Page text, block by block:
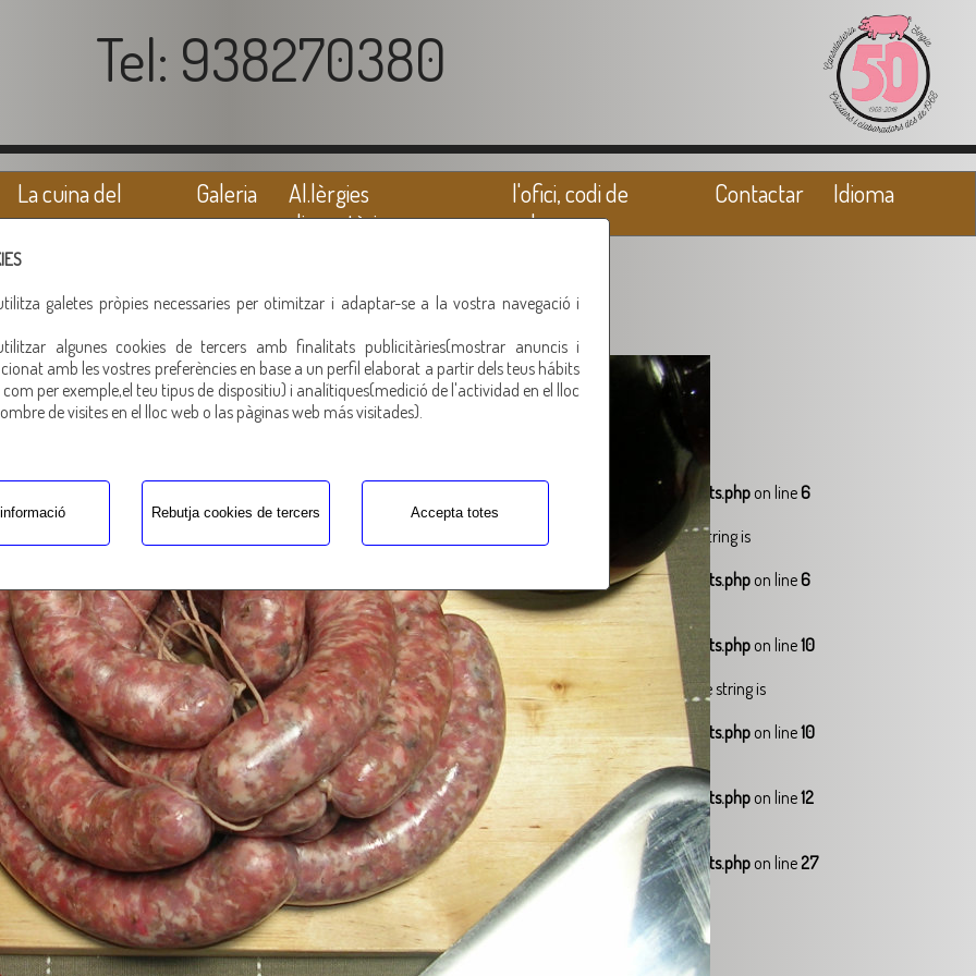
galetes pròpies necessaries per otimitzar i adaptar-se a la vostra navegació i
algunes cookies de tercers amb finalitats publicitàries(mostrar anuncis i
amb les vostres preferències en base a un perfil elaborat a partir dels teus hábits
per exemple,el teu tipus de dispositiu) i analítiques(medició de l'actividad en el lloc
de visites en el lloc web o las pàginas web más visitades).
Rebutja cookies de tercers Accepta totes
Tel: 938270380
La cuina del
porc
Galeria Al.lèrgies
alimentàries
l'ofici, codi de
valors
Contactar Idioma
Botifarra de rovellons
Altres productes recomanats
/homepages/19/d265551570/htdocs/web3/productes_recomanats.phpon line 6
Deprecated
: substr(): Passing null to parameter #1 ($string) of type string is
/homepages/19/d265551570/htdocs/web3/productes_recomanats.phpon line 6
Warning : Trying to access array offset on value of type null in
/homepages/19/d265551570/htdocs/web3/productes_recomanats.phpon line10
Deprecated: explode(): Passing null to parameter #2 ($string) of type string is
deprecated in
/homepages/19/d265551570/htdocs/web3/productes_recomanats.phpon line10
Warning: Undefined array key 1 in
/homepages/19/d265551570/htdocs/web3/productes_recomanats.phpon line12
Warning: Trying to access array offset on value of type null in
/homepages/19/d265551570/htdocs/web3/productes_recomanats.phpon line 27